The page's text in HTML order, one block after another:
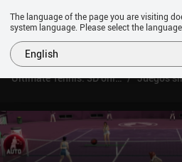
Ultimate Tennis: 3D online spoJuegos
The language of the page you are visiting
system language. Please select the
English